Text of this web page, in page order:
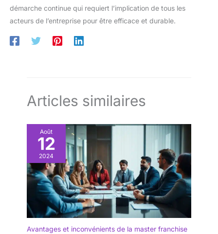
démarche continue qui requiert l’implication de tous les
acteurs de l’entreprise pour être efficace et durable.
Articles similaires
Août
12
2024
Avantages et inconvénients de la master franchise